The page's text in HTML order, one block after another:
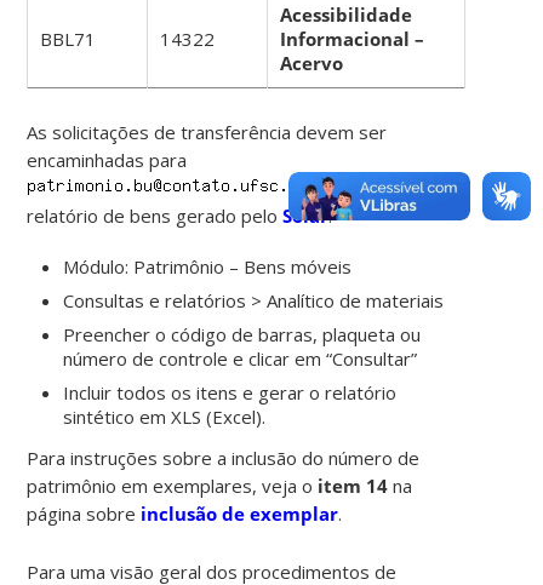
BBL71 14322
Acessibilidade
Informacional –
Acervo
As solicitações de transferência devem ser
encaminhadas para
a partir do
relatório de bens gerado peloSolar:
Módulo: Patrimônio – Bens móveis
Consultas e relatórios > Analítico de materiais
Preencher o código de barras, plaqueta ou
número de controle e clicar em “Consultar”
Incluir todos os itens e gerar o relatório
sintético em XLS (Excel).
Para instruções sobre a inclusão do número de
patrimônio em exemplares, veja o item 14 na
página sobre inclusão de exemplar.
Para uma visão geral dos procedimentos de